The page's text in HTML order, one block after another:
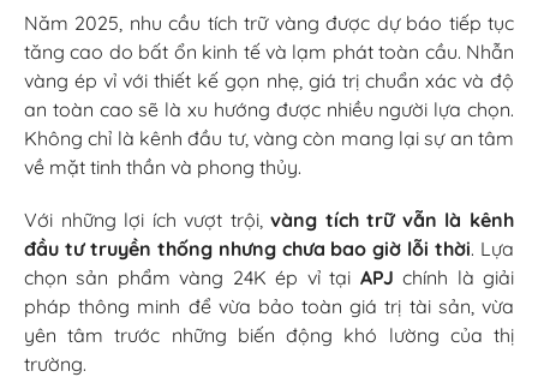
Năm 2025, nhu cầu tích trữ vàng được dự báo tiếp tục
tăng cao do bất ổn kinh tế và lạm phát toàn cầu. Nhẫn
vàng ép vỉ với thiết kế gọn nhẹ, giá trị chuẩn xác và độ
an toàn cao sẽ là xu hướng được nhiều người lựa chọn.
Không chỉ là kênh đầu tư, vàng còn mang lại sự an tâm
về mặt tinh thần và phong thủy.
Với những lợi ích vượt trội,vàng tích trữ vẫn là kênh
đầu tư truyền thống nhưng chưa bao giờ lỗi thời. Lựa
chọn sản phẩm vàng 24K ép vỉ tại APJ chính là giải
pháp thông minh để vừa bảo toàn giá trị tài sản, vừa
yên tâm trước những biến động khó lường của thị
trường.